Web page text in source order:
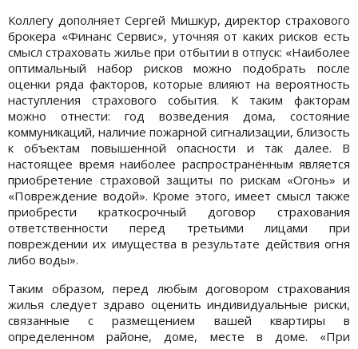
Коллегу дополняет Сергей Мишкур, директор страхового
брокера «Финанс Сервис», уточняя от каких рисков есть
смысл страховать жилье при отбытии в отпуск: «Наиболее
оптимальный набор рисков можно подобрать после
оценки ряда факторов, которые влияют на вероятность
наступления страхового события. К таким факторам
можно отнести: год возведения дома, состояние
коммуникаций, наличие пожарной сигнализации, близость
к объектам повышенной опасности и так далее. В
настоящее время наиболее распространённым является
приобретение страховой защиты по рискам «Огонь» и
«Повреждение водой». Кроме этого, имеет смысл также
приобрести краткосрочный договор страхования
ответственности перед третьими лицами при
повреждении их имущества в результате действия огня
либо воды».
Таким образом, перед любым договором страхования
жилья следует здраво оценить индивидуальные риски,
связанные с размещением вашей квартиры в
определенном районе, доме, месте в доме. «При